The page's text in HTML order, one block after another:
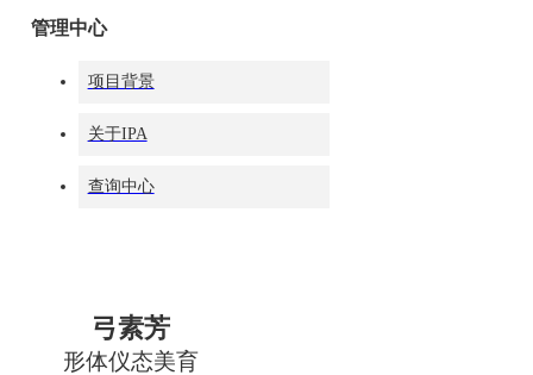
企业礼仪素养
培训教学品控
弓素芳
形体仪态美育
管理中心
项目背景
关于IPA
查询中心